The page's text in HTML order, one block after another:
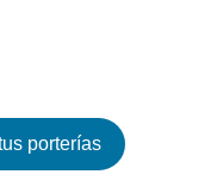
porterías